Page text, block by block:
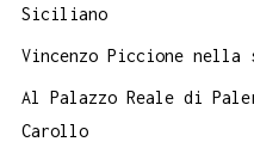
Siciliano
Vincenzo Piccione nella
Al Palazzo Reale di
Carollo